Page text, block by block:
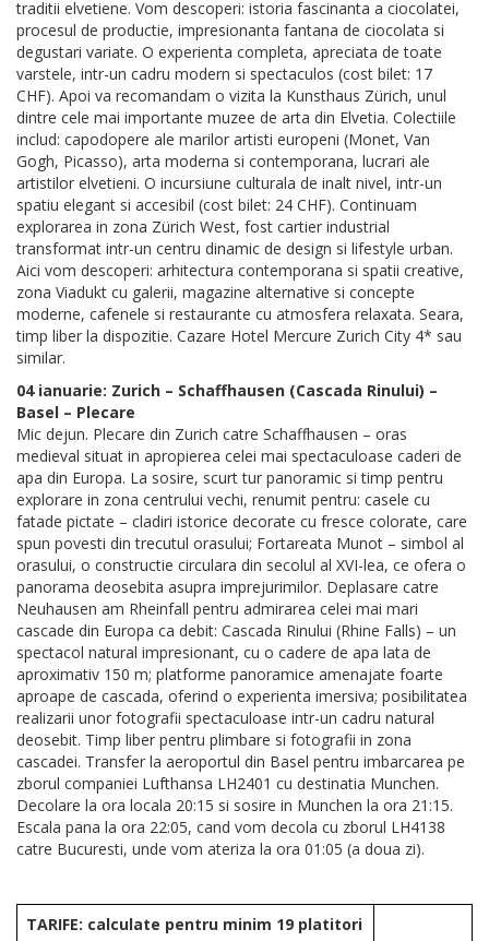
traditii elvetiene. Vom descoperi: istoria fascinanta a ciocolatei,
procesul de productie, impresionanta fantana de ciocolata si
degustari variate. O experienta completa, apreciata de toate
varstele, intr-un cadru modern si spectaculos (cost bilet: 17
CHF). Apoi va recomandam o vizita la Kunsthaus Zürich, unul
dintre cele mai importante muzee de arta din Elvetia. Colectiile
includ: capodopere ale marilor artisti europeni (Monet, Van
Gogh, Picasso), arta moderna si contemporana, lucrari ale
artistilor elvetieni. O incursiune culturala de inalt nivel, intr-un
spatiu elegant si accesibil (cost bilet: 24 CHF). Continuam
explorarea in zona Zürich West, fost cartier industrial
transformat intr-un centru dinamic de design si lifestyle urban.
Aici vom descoperi: arhitectura contemporana si spatii creative,
zona Viadukt cu galerii, magazine alternative si concepte
moderne, cafenele si restaurante cu atmosfera relaxata. Seara,
timp liber la dispozitie. Cazare Hotel Mercure Zurich City 4* sau
similar.
04 ianuarie: Zurich – Schaffhausen (Cascada Rinului) –
Basel – Plecare
Mic dejun. Plecare din Zurich catre Schaffhausen – oras
medieval situat in apropierea celei mai spectaculoase caderi de
apa din Europa. La sosire, scurt tur panoramic si timp pentru
explorare in zona centrului vechi, renumit pentru: casele cu
fatade pictate – cladiri istorice decorate cu fresce colorate, care
spun povesti din trecutul orasului; Fortareata Munot – simbol al
orasului, o constructie circulara din secolul al XVI-lea, ce ofera o
panorama deosebita asupra imprejurimilor. Deplasare catre
Neuhausen am Rheinfall pentru admirarea celei mai mari
cascade din Europa ca debit: Cascada Rinului (Rhine Falls) – un
spectacol natural impresionant, cu o cadere de apa lata de
aproximativ 150 m; platforme panoramice amenajate foarte
aproape de cascada, oferind o experienta imersiva; posibilitatea
realizarii unor fotografii spectaculoase intr-un cadru natural
deosebit. Timp liber pentru plimbare si fotografii in zona
cascadei. Transfer la aeroportul din Basel pentru imbarcarea pe
zborul companiei Lufthansa LH2401 cu destinatia Munchen.
Decolare la ora locala 20:15 si sosire in Munchen la ora 21:15.
Escala pana la ora 22:05, cand vom decola cu zborul LH4138
catre Bucuresti, unde vom ateriza la ora 01:05 (a doua zi).
TARIFE: calculate pentru minim 19 platitori